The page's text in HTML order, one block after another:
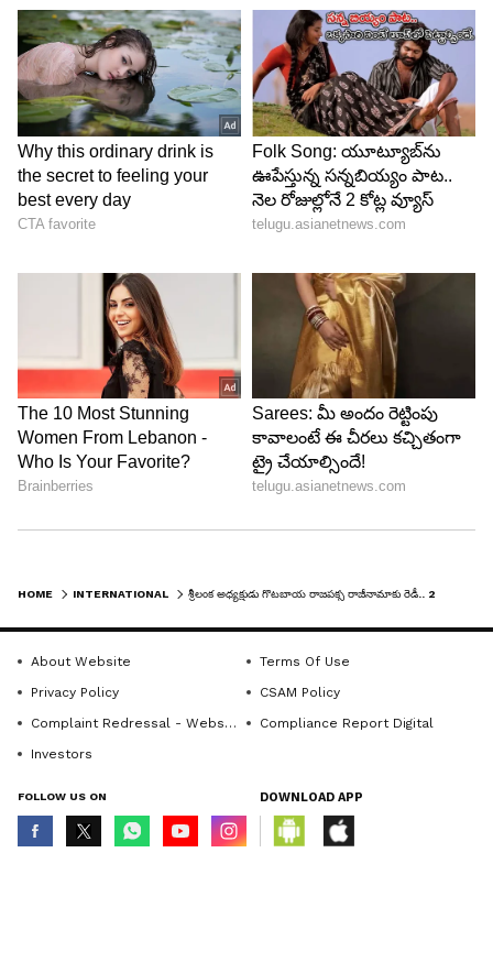
HOME INTERNATIONAL
About Website
Terms Of Use
Privacy Policy
CSAM Policy
Complaint Redressal - Website
Compliance Report Digital
Investors
FOLLOW US ON DOWNLOAD APP